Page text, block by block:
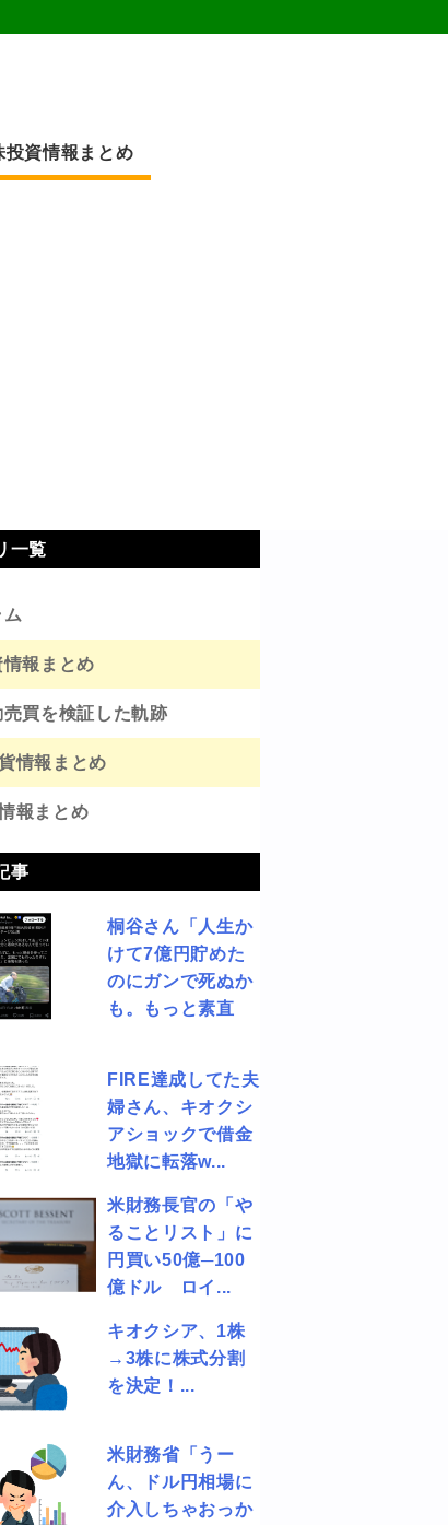
投資情報まとめ
一覧
ム
情報まとめ
売買を検証した軌跡
情報まとめ
報まとめ
事
桐谷さん「人生か
けて7億円貯めた
のにガンで死ぬか
も。もっと素直
FIRE達成してた夫
婦さん、キオクシ
アショックで借金
地獄に転落w...
米財務長官の「や
ることリスト」に
円買い50億─100
億ドル ロイ...
キオクシア、1株
→3株に株式分割
を決定！...
米財務省「うー
ん、ドル円相場に
介入しちゃおっか